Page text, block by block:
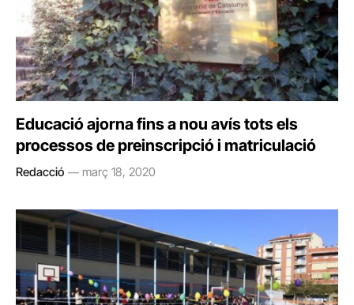
Educació ajorna fins a nou avís tots els
processos de preinscripció i matriculació
Redacció març 18, 2020